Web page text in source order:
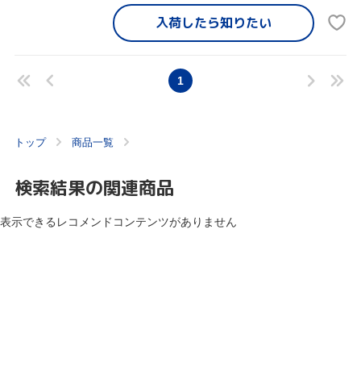
入荷したら知りたい
1
トップ 商品一覧
検索結果の関連商品
表示できるレコメンドコンテンツがありません